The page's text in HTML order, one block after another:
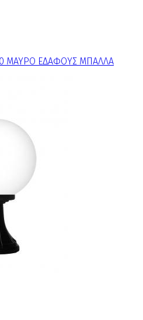
ΜΑΥΡΟ ΕΔΑΦΟΥΣ ΜΠΑΛΛΑ